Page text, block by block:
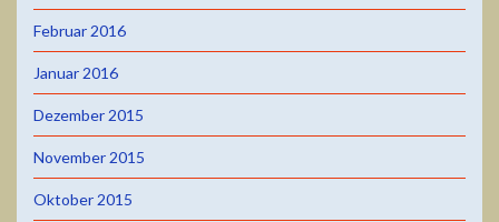
Februar 2016
Januar 2016
Dezember 2015
November 2015
Oktober 2015